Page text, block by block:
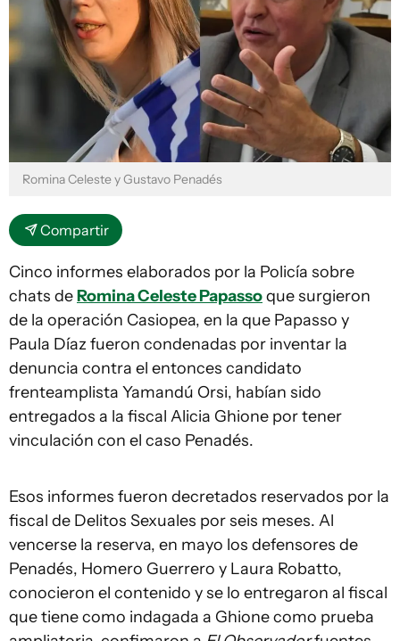
Romina Celeste y Gustavo Penadés
Compartir
Cinco informes elaborados por la Policía sobre
chats deRomina Celeste Papassoque surgieron
de la operación Casiopea, en la que Papasso y
Paula Díaz fueron condenadas por inventar la
denuncia contra el entonces candidato
frenteamplista Yamandú Orsi, habían sido
entregados a la fiscal Alicia Ghione por tener
vinculación con el caso Penadés.
Esos informes fueron decretados reservados por la
fiscal de Delitos Sexuales por seis meses. Al
vencerse la reserva, en mayo los defensores de
Penadés, Homero Guerrero y Laura Robatto,
conocieron el contenido y se lo entregaron al fiscal
que tiene como indagada a Ghione como prueba